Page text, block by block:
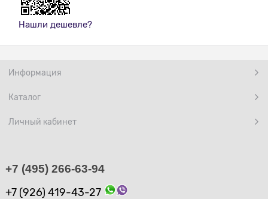
Нашли дешевле?
Информация
Каталог
Личный кабинет
+7 (495) 266-63-94
+7 (926) 419-43-27